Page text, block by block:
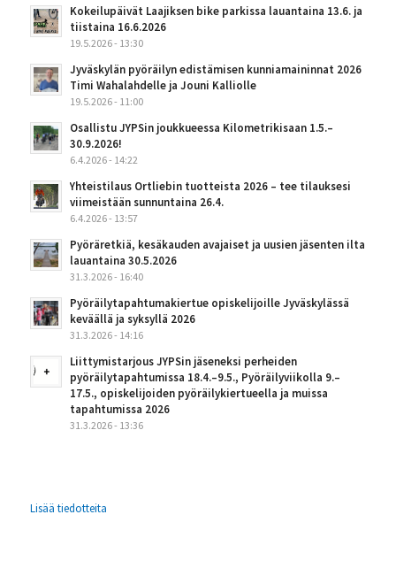
Kokeilupäivät Laajiksen bike parkissa lauantaina 13.6. ja
tiistaina 16.6.2026
19.5.2026 - 13:30
Jyväskylän pyöräilyn edistämisen kunniamaininnat 2026
Timi Wahalahdelle ja Jouni Kalliolle
19.5.2026 - 11:00
Osallistu JYPSin joukkueessa Kilometrikisaan 1.5.–
30.9.2026!
6.4.2026 - 14:22
Yhteistilaus Ortliebin tuotteista 2026 – tee tilauksesi
viimeistään sunnuntaina 26.4.
6.4.2026 - 13:57
Pyöräretkiä, kesäkauden avajaiset ja uusien jäsenten ilta
lauantaina 30.5.2026
31.3.2026 - 16:40
Pyöräilytapahtumakiertue opiskelijoille Jyväskylässä
keväällä ja syksyllä 2026
31.3.2026 - 14:16
Liittymistarjous JYPSin jäseneksi perheiden
pyöräilytapahtumissa 18.4.–9.5., Pyöräilyviikolla 9.–
17.5., opiskelijoiden pyöräilykiertueella ja muissa
tapahtumissa 2026
31.3.2026 - 13:36
Lisää tiedotteita